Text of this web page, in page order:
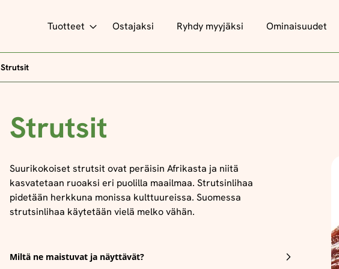
Tuotteet Ostajaksi Ryhdy myyjäksi Ominaisuudet
Strutsit
Strutsit
Suurikokoiset strutsit ovat peräisin Afrikasta ja niitä
kasvatetaan ruoaksi eri puolilla maailmaa. Strutsinlihaa
pidetään herkkuna monissa kulttuureissa. Suomessa
strutsinlihaa käytetään vielä melko vähän.
Miltä ne maistuvat ja näyttävät?